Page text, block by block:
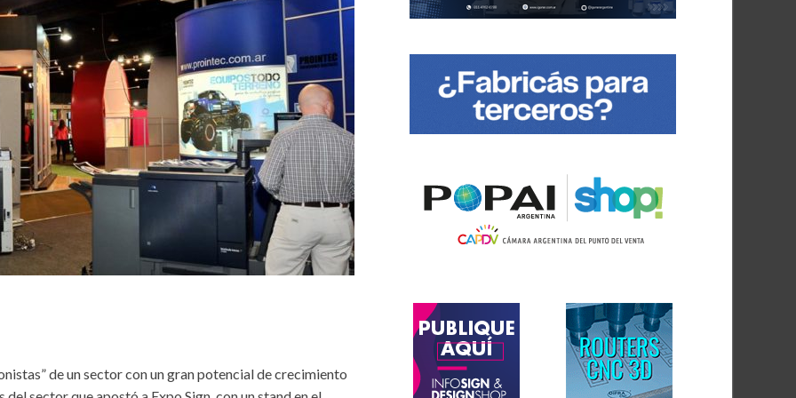
de un sector con un gran potencial de crecimiento